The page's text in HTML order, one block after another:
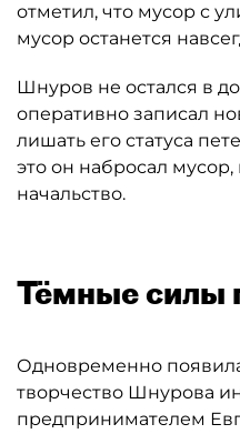
отметил, что мусор с
мусор останется
Шнуров не остался в
оперативно записал
лишать его статуса
это он набросал
начальство.
Тёмные силы
Одновременно
творчество Шнурова
предпринимателем